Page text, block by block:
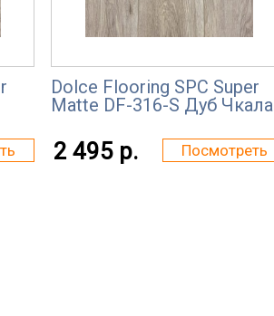
Dolce Flooring SPC Super
Matte DF-316-S Дуб Чкала
2 495 р. Посмотреть